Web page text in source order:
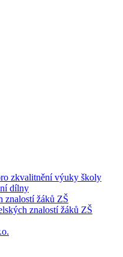
zkvalitnění výuky školy
dílny
znalostí žáků ZŠ
znalostí žáků ZŠ